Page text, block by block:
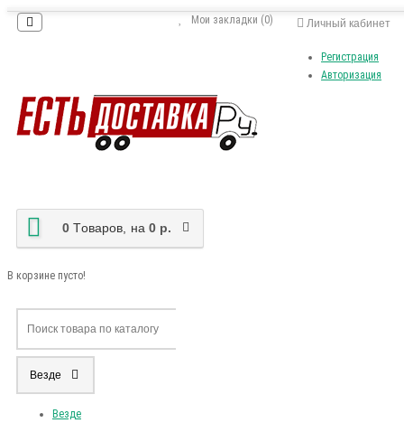
Личный кабинет
Регистрация
Авторизация
Мои закладки (0)
0 Tоваров, на 0 р.
В корзине пусто!
Везде
Везде